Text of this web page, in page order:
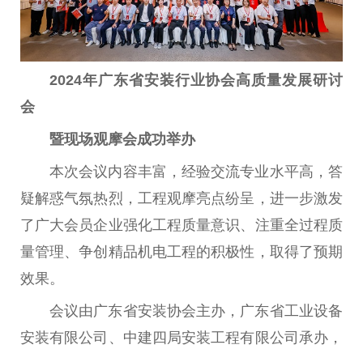
2024年广东省安装行业协会高质量发展研讨
会
暨现场观摩会成功举办
本次会议内容丰富，经验交流专业水平高，答
疑解惑气氛热烈，工程观摩亮点纷呈，进一步激发
了广大会员企业强化工程质量意识、注重全过程质
量管理、争创精品机电工程的积极性，取得了预期
效果。
会议由广东省安装协会主办，广东省工业设备
安装有限公司、中建四局安装工程有限公司承办，